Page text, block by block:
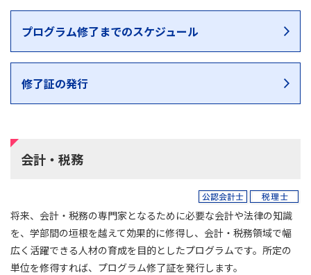
プログラム修了までのスケジュール
修了証の発行
会計・税務
将来、会計・税務の専門家となるために必要な会計や法律の知識
を、学部間の垣根を越えて効果的に修得し、会計・税務領域で幅
広く活躍できる人材の育成を目的としたプログラムです。所定の
単位を修得すれば、プログラム修了証を発行します。